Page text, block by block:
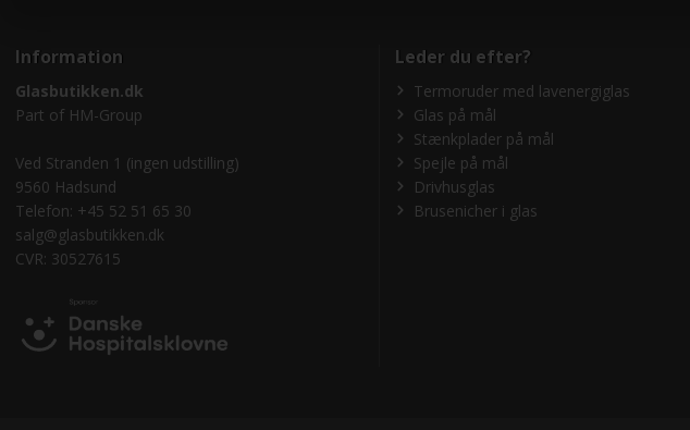
Information
Glasbutikken.dk
Part of HM-Group
Ved Stranden 1 (ingen udstilling)
9560 Hadsund
Telefon: +45 52 51 65 30
salg@glasbutikken.dk
CVR: 30527615
Leder du efter?
Termoruder med lavenergiglas
Glas på mål
Stænkplader på mål
Spejle på mål
Drivhusglas
Brusenicher i glas